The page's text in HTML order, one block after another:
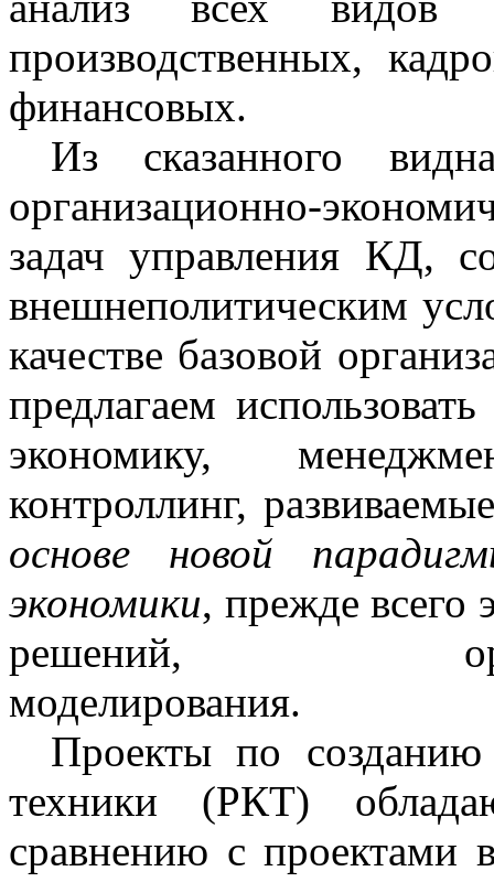
производственных,
финансовых.
Из сказанного
организационно-
задач управления КД,
внешнеполитическим
качестве базовой
предлагаем
экономику,
контроллинг,
основе новой
экономики, прежде всего
решений,
моделирования.
Проекты по созданию
техники (РКТ)
сравнению с проектами